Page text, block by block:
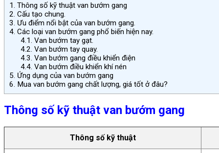
1. Thông số kỹ thuật van bướm gang
2. Cấu tạo chung.
3. Ưu điểm nổi bật của van bướm gang.
4. Các loại van bướm gang phổ biến hiện nay.
4.1. Van bướm tay gạt.
4.2. Van bướm tay quay.
4.3. Van bướm gang điều khiển điện
4.4. Van bướm điều khiển khí nén
5. Ứng dụng của van bướm gang
6. Mua van bướm gang chất lượng, giá tốt ở đâu?
Thông số kỹ thuật van bướm gang
Thông số kỹ thuật